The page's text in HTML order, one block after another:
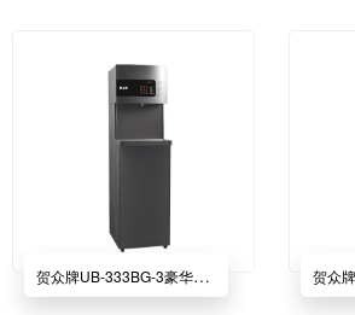
贺众牌UB-333BG-3豪华程控开水机